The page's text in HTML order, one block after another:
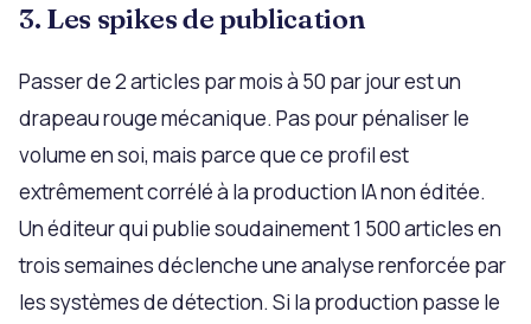
3. Les spikes de publication
Passer de 2 articles par mois à 50 par jour est un
drapeau rouge mécanique. Pas pour pénaliser le
volume en soi, mais parce que ce profil est
extrêmement corrélé à la production IA non éditée.
Un éditeur qui publie soudainement 1 500 articles en
trois semaines déclenche une analyse renforcée par
les systèmes de détection. Si la production passe le